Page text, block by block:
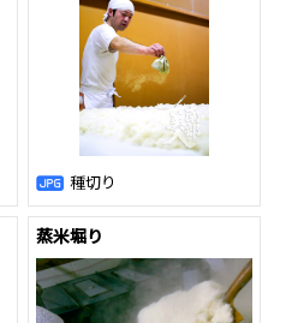
種切り
蒸米堀り